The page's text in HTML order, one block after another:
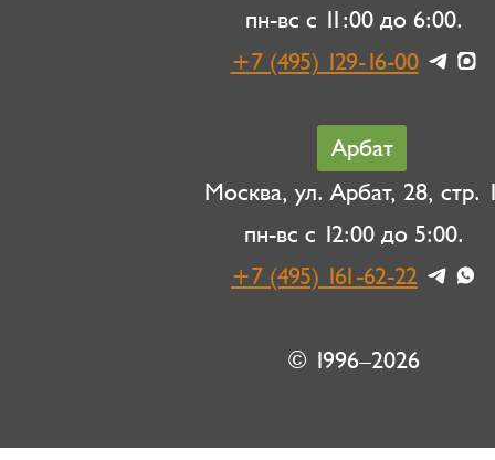
пн-вс с 11:00 до 6:00.
+7 (495) 129-16-00
Арбат
Москва, ул. Арбат, 28, стр.
пн-вс с 12:00 до 5:00.
+7 (495) 161-62-22
© 1996–2026